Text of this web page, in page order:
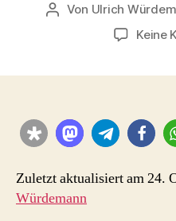
Beitragsautor
Von Ulrich
Keine
Zuletzt aktualisiert am 24.
Würdemann